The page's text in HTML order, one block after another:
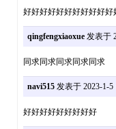
好好好好好好好好好好好
qingfengxiaoxue发表于
同求同求同求同求同求
navi515发表于 2023-1-5
好好好好好好好好好